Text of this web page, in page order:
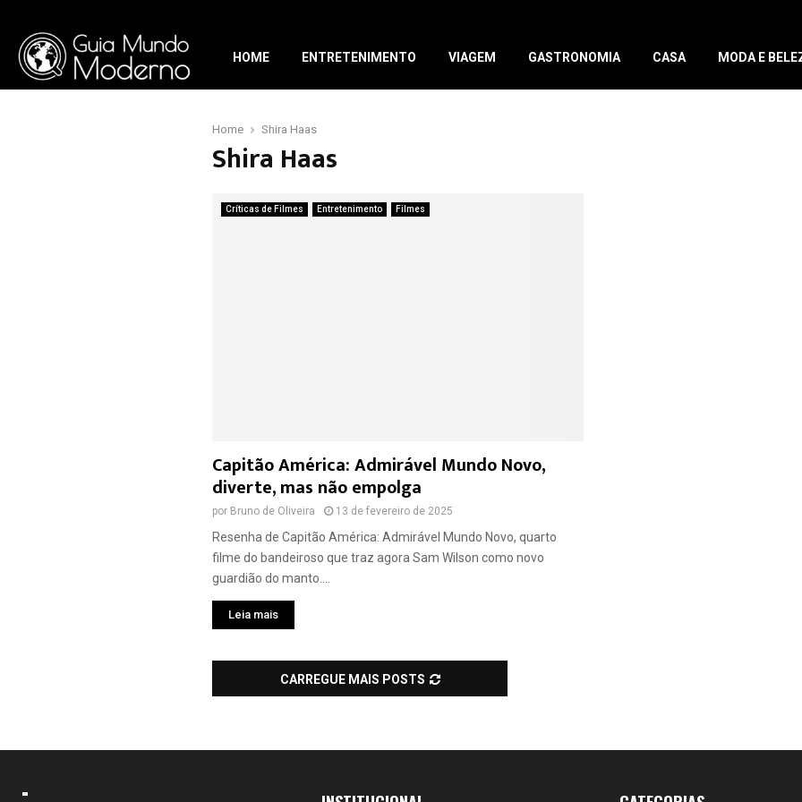
HOME ENTRETENIMENTO VIAGEM GASTRONOMIA CASA MODA E
Home Shira Haas
Shira Haas
Críticas de Filmes Entretenimento Filmes
Capitão América: Admirável Mundo Novo,
diverte, mas não empolga
por Bruno de Oliveira 13 de fevereiro de 2025
Resenha de Capitão América: Admirável Mundo Novo, quarto
filme do bandeiroso que traz agora Sam Wilson como novo
guardião do manto....
Leia mais
CARREGUE MAIS POSTS